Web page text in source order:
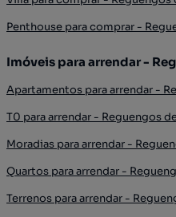
Penthouse para comprar -
Imóveis para arrendar -
Apartamentos para arrendar -
T0 para arrendar - Reguengos
Moradias para arrendar -
Quartos para arrendar -
Terrenos para arrendar -